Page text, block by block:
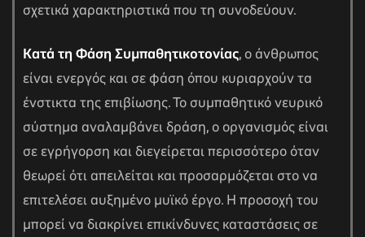
σχετικά χαρακτηριστικά που τη συνοδεύουν.
Κατά τη Φάση Συμπαθητικοτονίας, ο άνθρωπος
είναι ενεργός και σε φάση όπου κυριαρχούν τα
ένστικτα της επιβίωσης. Το συμπαθητικό νευρικό
σύστημα αναλαμβάνει δράση, ο οργανισμός είναι
σε εγρήγορση και διεγείρεται περισσότερο όταν
θεωρεί ότι απειλείται και προσαρμόζεται στο να
επιτελέσει αυξημένο μυϊκό έργο. Η προσοχή του
μπορεί να διακρίνει επικίνδυνες καταστάσεις σε